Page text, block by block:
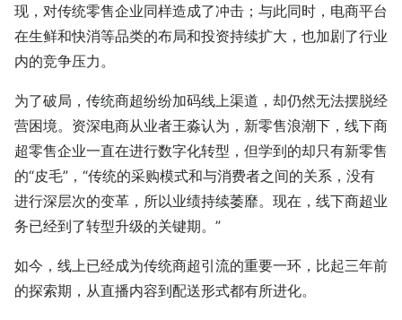
现，对传统零售企业同样造成了冲击；与此同时，电商平台
在生鲜和快消等品类的布局和投资持续扩大，也加剧了行业
内的竞争压力。
为了破局，传统商超纷纷加码线上渠道，却仍然无法摆脱经
营困境。资深电商从业者王淼认为，新零售浪潮下，线下商
超零售企业一直在进行数字化转型，但学到的却只有新零售
的“皮毛”，“传统的采购模式和与消费者之间的关系，没有
进行深层次的变革，所以业绩持续萎靡。现在，线下商超业
务已经到了转型升级的关键期。”
如今，线上已经成为传统商超引流的重要一环，比起三年前
的探索期，从直播内容到配送形式都有所进化。